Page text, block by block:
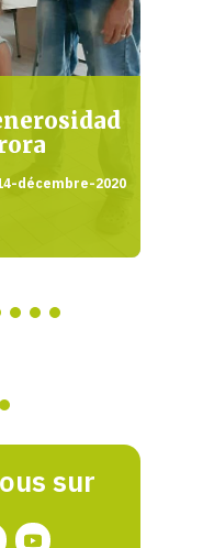
décembre-2020
sur